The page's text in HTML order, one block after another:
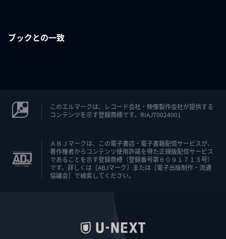
ブックとの一致
このエルマークは、レコード会社・映像製作会社が提供する
コンテンツを示す登録商標です。RIAJ70024001
ＡＢＪマークは、この電子書店・電子書籍配信サービスが、
著作権者からコンテンツ使用許諾を得た正規版配信サービス
であることを示す登録商標（登録番号第６０９１７１３号）
です。詳しくは［ABJマーク］または［電子出版制作・流通
協議会］で検索してください。